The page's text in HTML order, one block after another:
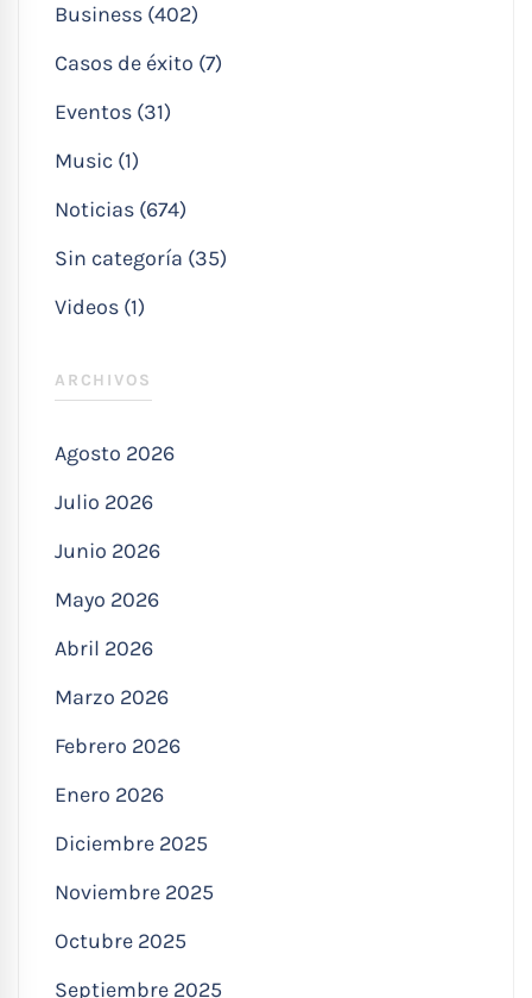
Business (402)
Casos de éxito (7)
Eventos (31)
Music (1)
Noticias (674)
Sin categoría (35)
Videos (1)
ARCHIVOS
Agosto 2026
Julio 2026
Junio 2026
Mayo 2026
Abril 2026
Marzo 2026
Febrero 2026
Enero 2026
Diciembre 2025
Noviembre 2025
Octubre 2025
Septiembre 2025